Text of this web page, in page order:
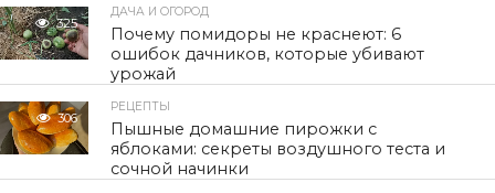
325
ДАЧА И ОГОРОД
Почему помидоры не краснеют: 6
ошибок дачников, которые убивают
урожай
306
РЕЦЕПТЫ
Пышные домашние пирожки с
яблоками: секреты воздушного теста и
сочной начинки